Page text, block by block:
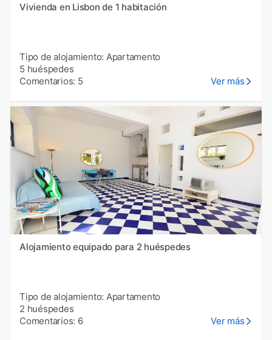
Vivienda en Lisbon de 1 habitación
Tipo de alojamiento: Apartamento
5 huéspedes
Comentarios: 5
Ver más
Alojamiento equipado para 2 huéspedes
Tipo de alojamiento: Apartamento
2 huéspedes
Comentarios: 6
Ver más